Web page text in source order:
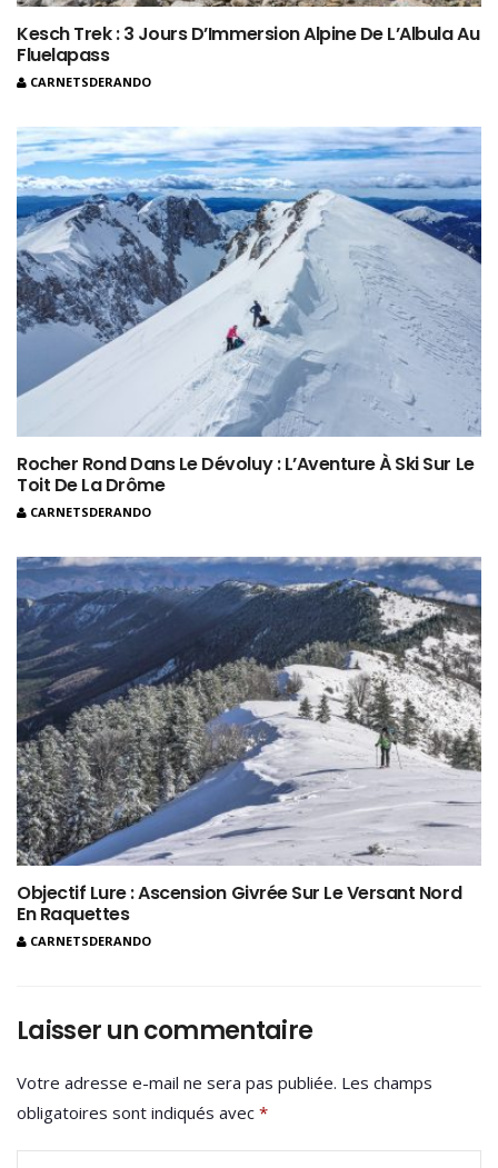
Kesch Trek : 3 Jours D’Immersion Alpine De L’Albula Au
Fluelapass
CARNETSDERANDO
Rocher Rond Dans Le Dévoluy : L’Aventure À Ski Sur Le
Toit De La Drôme
CARNETSDERANDO
Objectif Lure : Ascension Givrée Sur Le Versant Nord
En Raquettes
CARNETSDERANDO
Laisser un commentaire
Votre adresse e-mail ne sera pas publiée. Les champs
obligatoires sont indiqués avec *